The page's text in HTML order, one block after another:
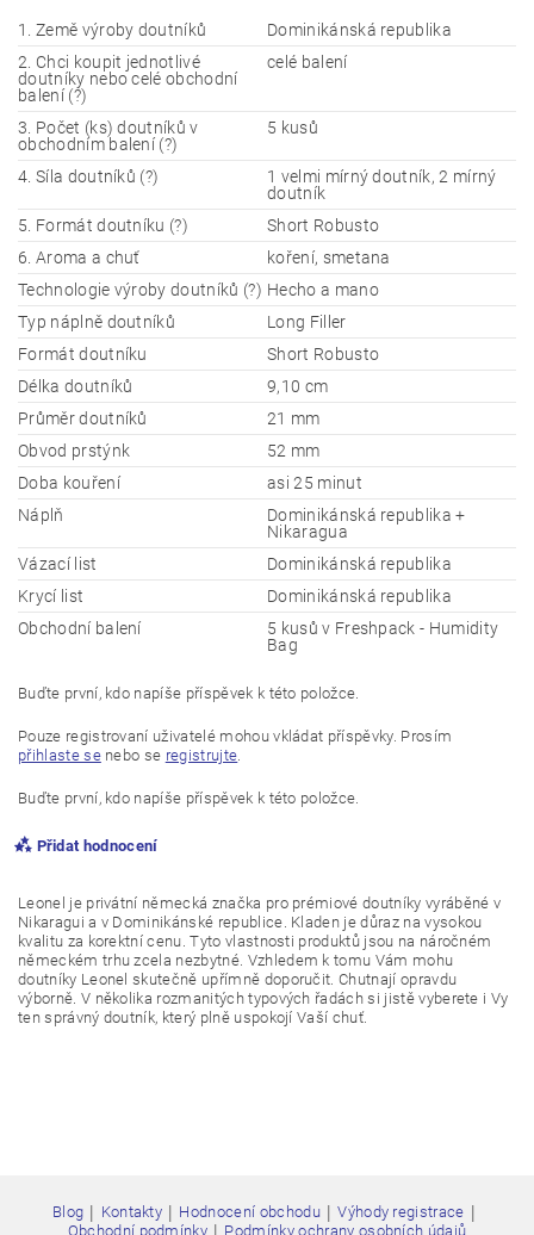
1. Země výroby doutníků
Dominikánská republika
2. Chci koupit jednotlivé
doutníky nebo celé obchodní
balení (?)
celé balení
3. Počet (ks) doutníků v
obchodním balení (?)
5 kusů
4. Síla doutníků (?)
1 velmi mírný doutník, 2 mírný
doutník
5. Formát doutníku (?)
Short Robusto
6. Aroma a chuť
koření, smetana
Technologie výroby doutníků (?) Hecho a mano
Typ náplně doutníků
Long Filler
Formát doutníku
Short Robusto
Délka doutníků
9,10 cm
Průměr doutníků
21 mm
Obvod prstýnk
52 mm
Doba kouření
asi 25 minut
Náplň
Dominikánská republika +
Nikaragua
Vázací list
Dominikánská republika
Krycí list
Dominikánská republika
Obchodní balení
5 kusů v Freshpack - Humidity
Bag
Buďte první, kdo napíše příspěvek k této položce.
Pouze registrovaní uživatelé mohou vkládat příspěvky. Prosím
přihlaste senebo se registrujte
Buďte první, kdo napíše příspěvek k této položce.
Přidat hodnocení
Vložením hodnocení souhlasíte spodmínkami ochrany
Leonel je privátní německá značka pro prémiové doutníky vyráběné v
Nikaragui a v Dominikánské republice. Kladen je důraz na vysokou
kvalitu za korektní cenu. Tyto vlastnosti produktů jsou na náročném
německém trhu zcela nezbytné. Vzhledem k tomu Vám mohu
doutníky Leonel skutečně upřímně doporučit. Chutnají opravdu
výborně. V několika rozmanitých typových řadách si jistě vyberete i Vy
ten správný doutník, který plně uspokojí Vaší chuť.
Blog | Kontakty | Hodnocení obchodu | Výhody registrace |
Obchodní podmínky Podmínky ochrany osobních údajů